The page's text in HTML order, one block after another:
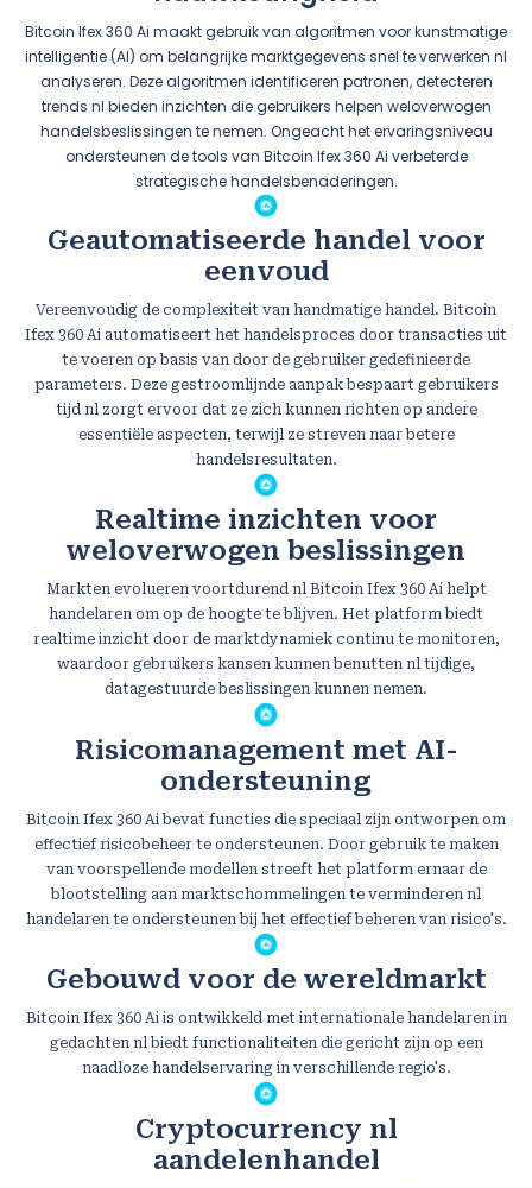
Bitcoin Ifex 360 Ai maakt gebruik van algoritmen voor kunstmatige
intelligentie (AI) om belangrijke marktgegevens snel te verwerken nl
analyseren. Deze algoritmen identificeren patronen, detecteren
trends nl bieden inzichten die gebruikers helpen weloverwogen
handelsbeslissingen te nemen. Ongeacht het ervaringsniveau
ondersteunen de tools van Bitcoin Ifex 360 Ai verbeterde
strategische handelsbenaderingen.
Geautomatiseerde handel voor
eenvoud
Vereenvoudig de complexiteit van handmatige handel. Bitcoin
Ifex 360 Ai automatiseert het handelsproces door transacties uit
te voeren op basis van door de gebruiker gedefinieerde
parameters. Deze gestroomlijnde aanpak bespaart gebruikers
tijd nl zorgt ervoor dat ze zich kunnen richten op andere
essentiële aspecten, terwijl ze streven naar betere
handelsresultaten.
Realtime inzichten voor
weloverwogen beslissingen
Markten evolueren voortdurend nl Bitcoin Ifex 360 Ai helpt
handelaren om op de hoogte te blijven. Het platform biedt
realtime inzicht door de marktdynamiek continu te monitoren,
waardoor gebruikers kansen kunnen benutten nl tijdige,
datagestuurde beslissingen kunnen nemen.
Risicomanagement met AI-
ondersteuning
Bitcoin Ifex 360 Ai bevat functies die speciaal zijn ontworpen om
effectief risicobeheer te ondersteunen. Door gebruik te maken
van voorspellende modellen streeft het platform ernaar de
blootstelling aan marktschommelingen te verminderen nl
handelaren te ondersteunen bij het effectief beheren van risico's.
Gebouwd voor de wereldmarkt
Bitcoin Ifex 360 Ai is ontwikkeld met internationale handelaren in
gedachten nl biedt functionaliteiten die gericht zijn op een
naadloze handelservaring in verschillende regio's.
Cryptocurrency nl
aandelenhandel